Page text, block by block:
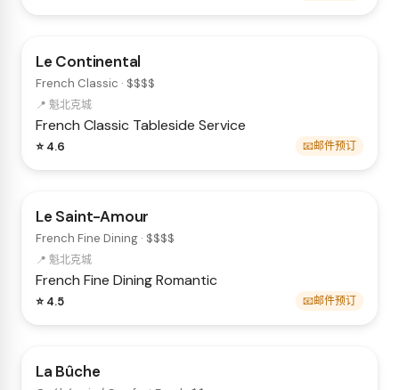
Le Continental
French Classic · $$$$
📍 魁北克城
French Classic Tableside Service
⭐ 4.6 📧邮件预订
Le Saint-Amour
French Fine Dining · $$$$
📍 魁北克城
French Fine DiningRomantic
⭐ 4.5 📧邮件预订
La Bûche